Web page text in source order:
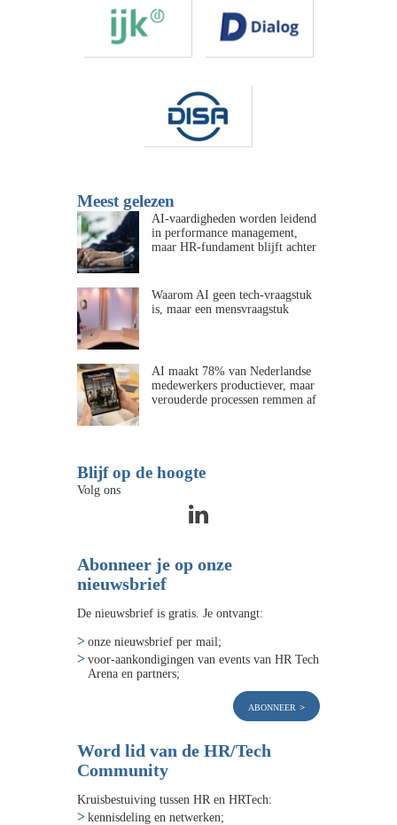
Meest gelezen
AI-vaardigheden worden leidend
in performance management,
maar HR-fundament blijft achter
Waarom AI geen tech-vraagstuk
is, maar een mensvraagstuk
AI maakt 78% van Nederlandse
medewerkers productiever, maar
verouderde processen remmen af
Blijf op de hoogte
Volg ons
Abonneer je op onze
nieuwsbrief
De nieuwsbrief is gratis. Je ontvangt:
onze nieuwsbrief per mail;
voor-aankondigingen van events van HR Tech
Arena en partners;
abonneer
Word lid van de HR/Tech
Community
Kruisbestuiving tussen HR en HRTech:
kennisdeling en netwerken;